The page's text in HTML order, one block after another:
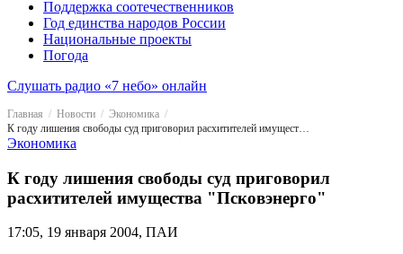
Поддержка соотечественников
Год единства народов России
Национальные проекты
Погода
Слушать радио «7 небо» онлайн
Главная Новости
Экономика
К году лишения свободы суд приговорил расхитителей имущества "Псковэнерго"
Экономика
К году лишения свободы суд приговорил
расхитителей имущества "Псковэнерго"
17:05, 19 января 2004, ПАИ